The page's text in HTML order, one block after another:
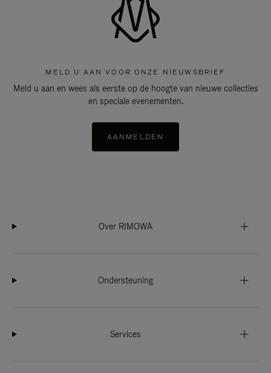
MELD U AAN VOOR ONZE NIEUWSBRIEF
Meld u aan en wees als eerste op de hoogte van nieuwe collecties
en speciale evenementen.
AANMELDEN
Over RIMOWA
Ondersteuning
Services